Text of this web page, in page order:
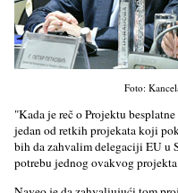
Foto:
"Kada je reč o Projektu
jedan od retkih projekata koji
bih da zahvalim delegaciji EU u
potrebu jednog ovakvog